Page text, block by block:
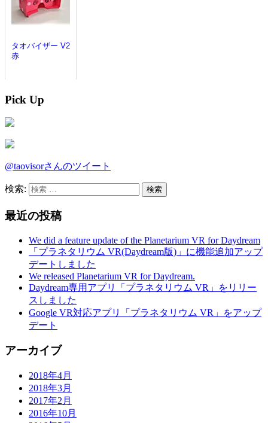
Pick Up
@taovisorさんのツイート
検索:
最近の投稿
We did a feature update of the Planetarium VR for Daydream
「プラネタリウム VR(Daydream版)」に機能追加アップ
デートしました
We released Planetarium VR for Daydream.
Daydream専用アプリ「プラネタリウム VR」をリリー
スしました
Google VR対応アプリ「プラネタリウム VR」をアップ
デート
アーカイブ
2018年4月
2018年3月
2017年2月
2016年10月